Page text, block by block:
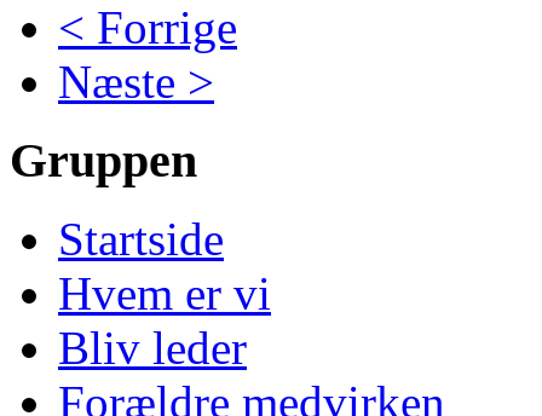
< Forrige
Næste >
Gruppen
Startside
Hvem er vi
Bliv leder
Forældre medvirken